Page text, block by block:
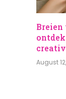
Breien
August